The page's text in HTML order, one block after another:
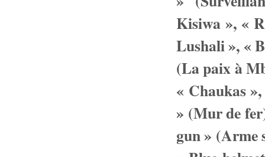
Kisiwa », «
Lushali », «
(La paix à
« Chaukas
» (Mur de
gun » (Arme